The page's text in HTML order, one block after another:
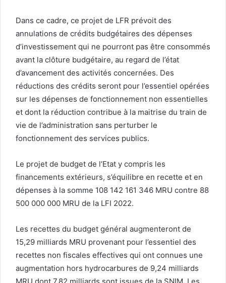
Dans ce cadre, ce projet de LFR prévoit des
annulations de crédits budgétaires des dépenses
d’investissement qui ne pourront pas être consommés
avant la clôture budgétaire, au regard de l’état
d’avancement des activités concernées. Des
réductions des crédits seront pour l’essentiel opérées
sur les dépenses de fonctionnement non essentielles
et dont la réduction contribue à la maitrise du train de
vie de l’administration sans perturber le
fonctionnement des services publics.
Le projet de budget de l’Etat y compris les
financements extérieurs, s’équilibre en recette et en
dépenses à la somme 108 142 161 346 MRU contre 88
500 000 000 MRU de la LFI 2022.
Les recettes du budget général augmenteront de
15,29 milliards MRU provenant pour l’essentiel des
recettes non fiscales effectives qui ont connues une
augmentation hors hydrocarbures de 9,24 milliards
MRU dont 7,82 milliards sont issues de la SNIM. Les